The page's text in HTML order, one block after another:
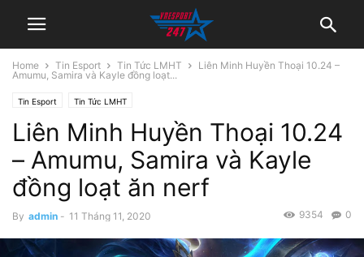
Home Tin Esport Tin Tức LMHT
Liên Minh Huyền Thoại 10.24 –
Amumu, Samira và Kayle đồng loạt...
Tin Esport Tin Tức LMHT
Liên Minh Huyền Thoại 10.24
– Amumu, Samira và Kayle
đồng loạt ăn nerf
By admin - 11 Tháng 11, 2020 0
9354